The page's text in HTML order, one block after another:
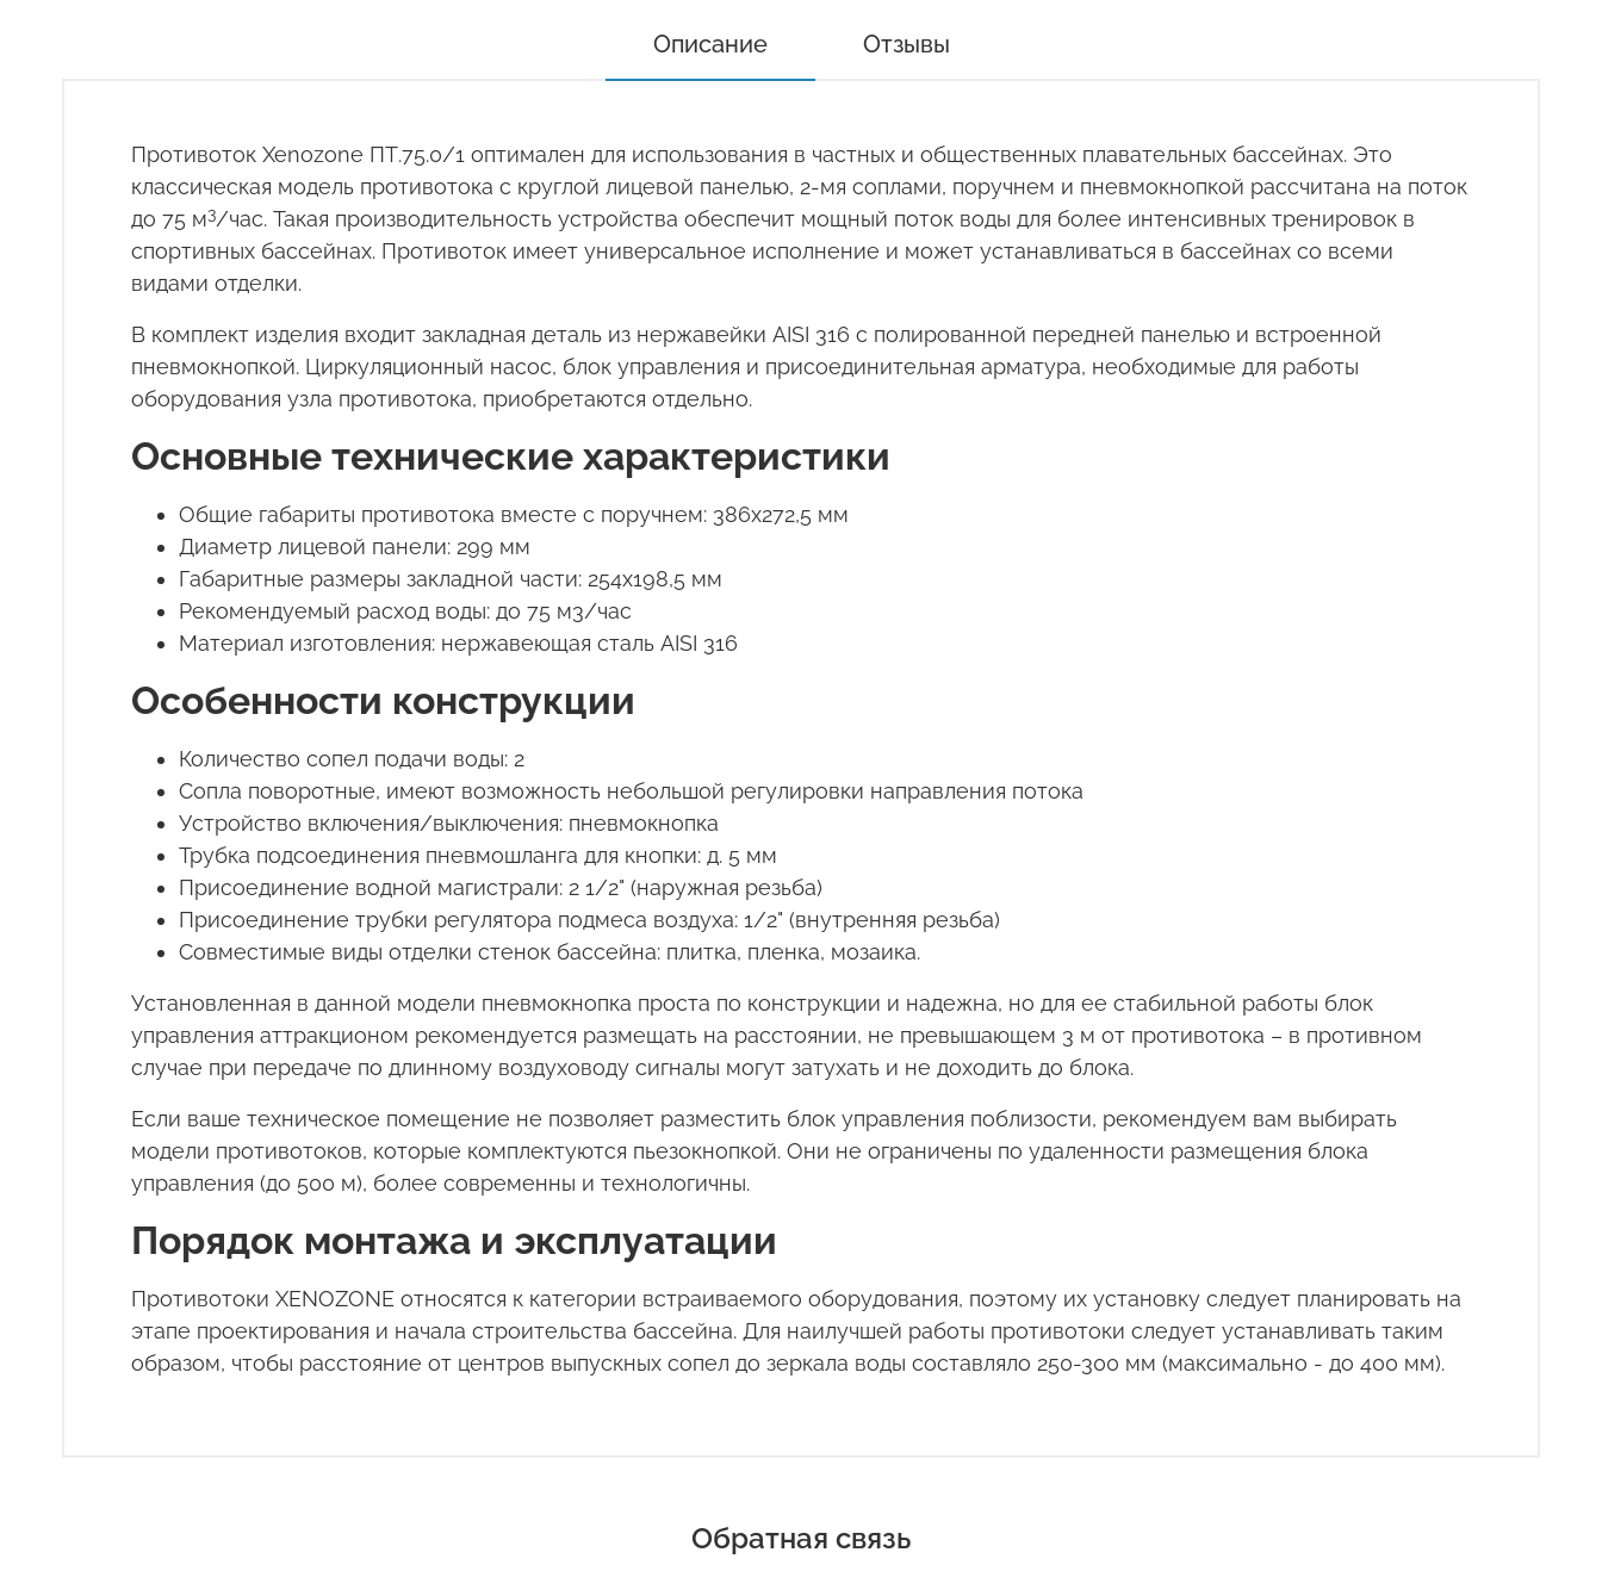
Описание Отзывы
Противоток Xenozone ПТ.75.0/1 оптимален для использования в частных и общественных плавательных бассейнах. Это
классическая модель противотока с круглой лицевой панелью, 2-мя соплами, поручнем и пневмокнопкой рассчитана на поток
до 75 м3/час. Такая производительность устройства обеспечит мощный поток воды для более интенсивных тренировок в
спортивных бассейнах. Противоток имеет универсальное исполнение и может устанавливаться в бассейнах со всеми
видами отделки.
В комплект изделия входит закладная деталь из нержавейки AISI 316 с полированной передней панелью и встроенной
пневмокнопкой. Циркуляционный насос, блок управления и присоединительная арматура, необходимые для работы
оборудования узла противотока, приобретаются отдельно.
Основные технические характеристики
Общие габариты противотока вместе с поручнем: 386x272,5 мм
Диаметр лицевой панели: 299 мм
Габаритные размеры закладной части: 254х198,5 мм
Рекомендуемый расход воды: до 75 м3/час
Материал изготовления: нержавеющая сталь AISI 316
Особенности конструкции
Количество сопел подачи воды: 2
Сопла поворотные, имеют возможность небольшой регулировки направления потока
Устройство включения/выключения: пневмокнопка
Трубка подсоединения пневмошланга для кнопки: д. 5 мм
Присоединение водной магистрали: 2 1/2" (наружная резьба)
Присоединение трубки регулятора подмеса воздуха: 1/2" (внутренняя резьба)
Совместимые виды отделки стенок бассейна: плитка, пленка, мозаика.
Установленная в данной модели пневмокнопка проста по конструкции и надежна, но для ее стабильной работы блок
управления аттракционом рекомендуется размещать на расстоянии, не превышающем 3 м от противотока – в противном
случае при передаче по длинному воздуховоду сигналы могут затухать и не доходить до блока.
Если ваше техническое помещение не позволяет разместить блок управления поблизости, рекомендуем вам выбирать
модели противотоков, которые комплектуются пьезокнопкой. Они не ограничены по удаленности размещения блока
управления (до 500 м), более современны и технологичны.
Порядок монтажа и эксплуатации
Противотоки XENOZONE относятся к категории встраиваемого оборудования, поэтому их установку следует планировать на
этапе проектирования и начала строительства бассейна. Для наилучшей работы противотоки следует устанавливать таким
образом, чтобы расстояние от центров выпускных сопел до зеркала воды составляло 250-300 мм (максимально - до 400 мм).
Обратная связь